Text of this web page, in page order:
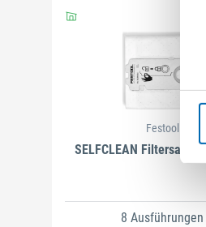
Festool
SELFCLEAN Filtersack
8 Ausführungen